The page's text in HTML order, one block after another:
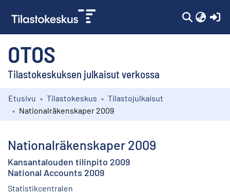
OTOS
Tilastokeskuksen julkaisut verkossa
Kokoelmat
Etusivu Tilastokeskus
Tilastojulkaisut
Nationalräkenskaper 2009
Nationalräkenskaper 2009
Kansantalouden tilinpito 2009
National Accounts 2009
Statistikcentralen